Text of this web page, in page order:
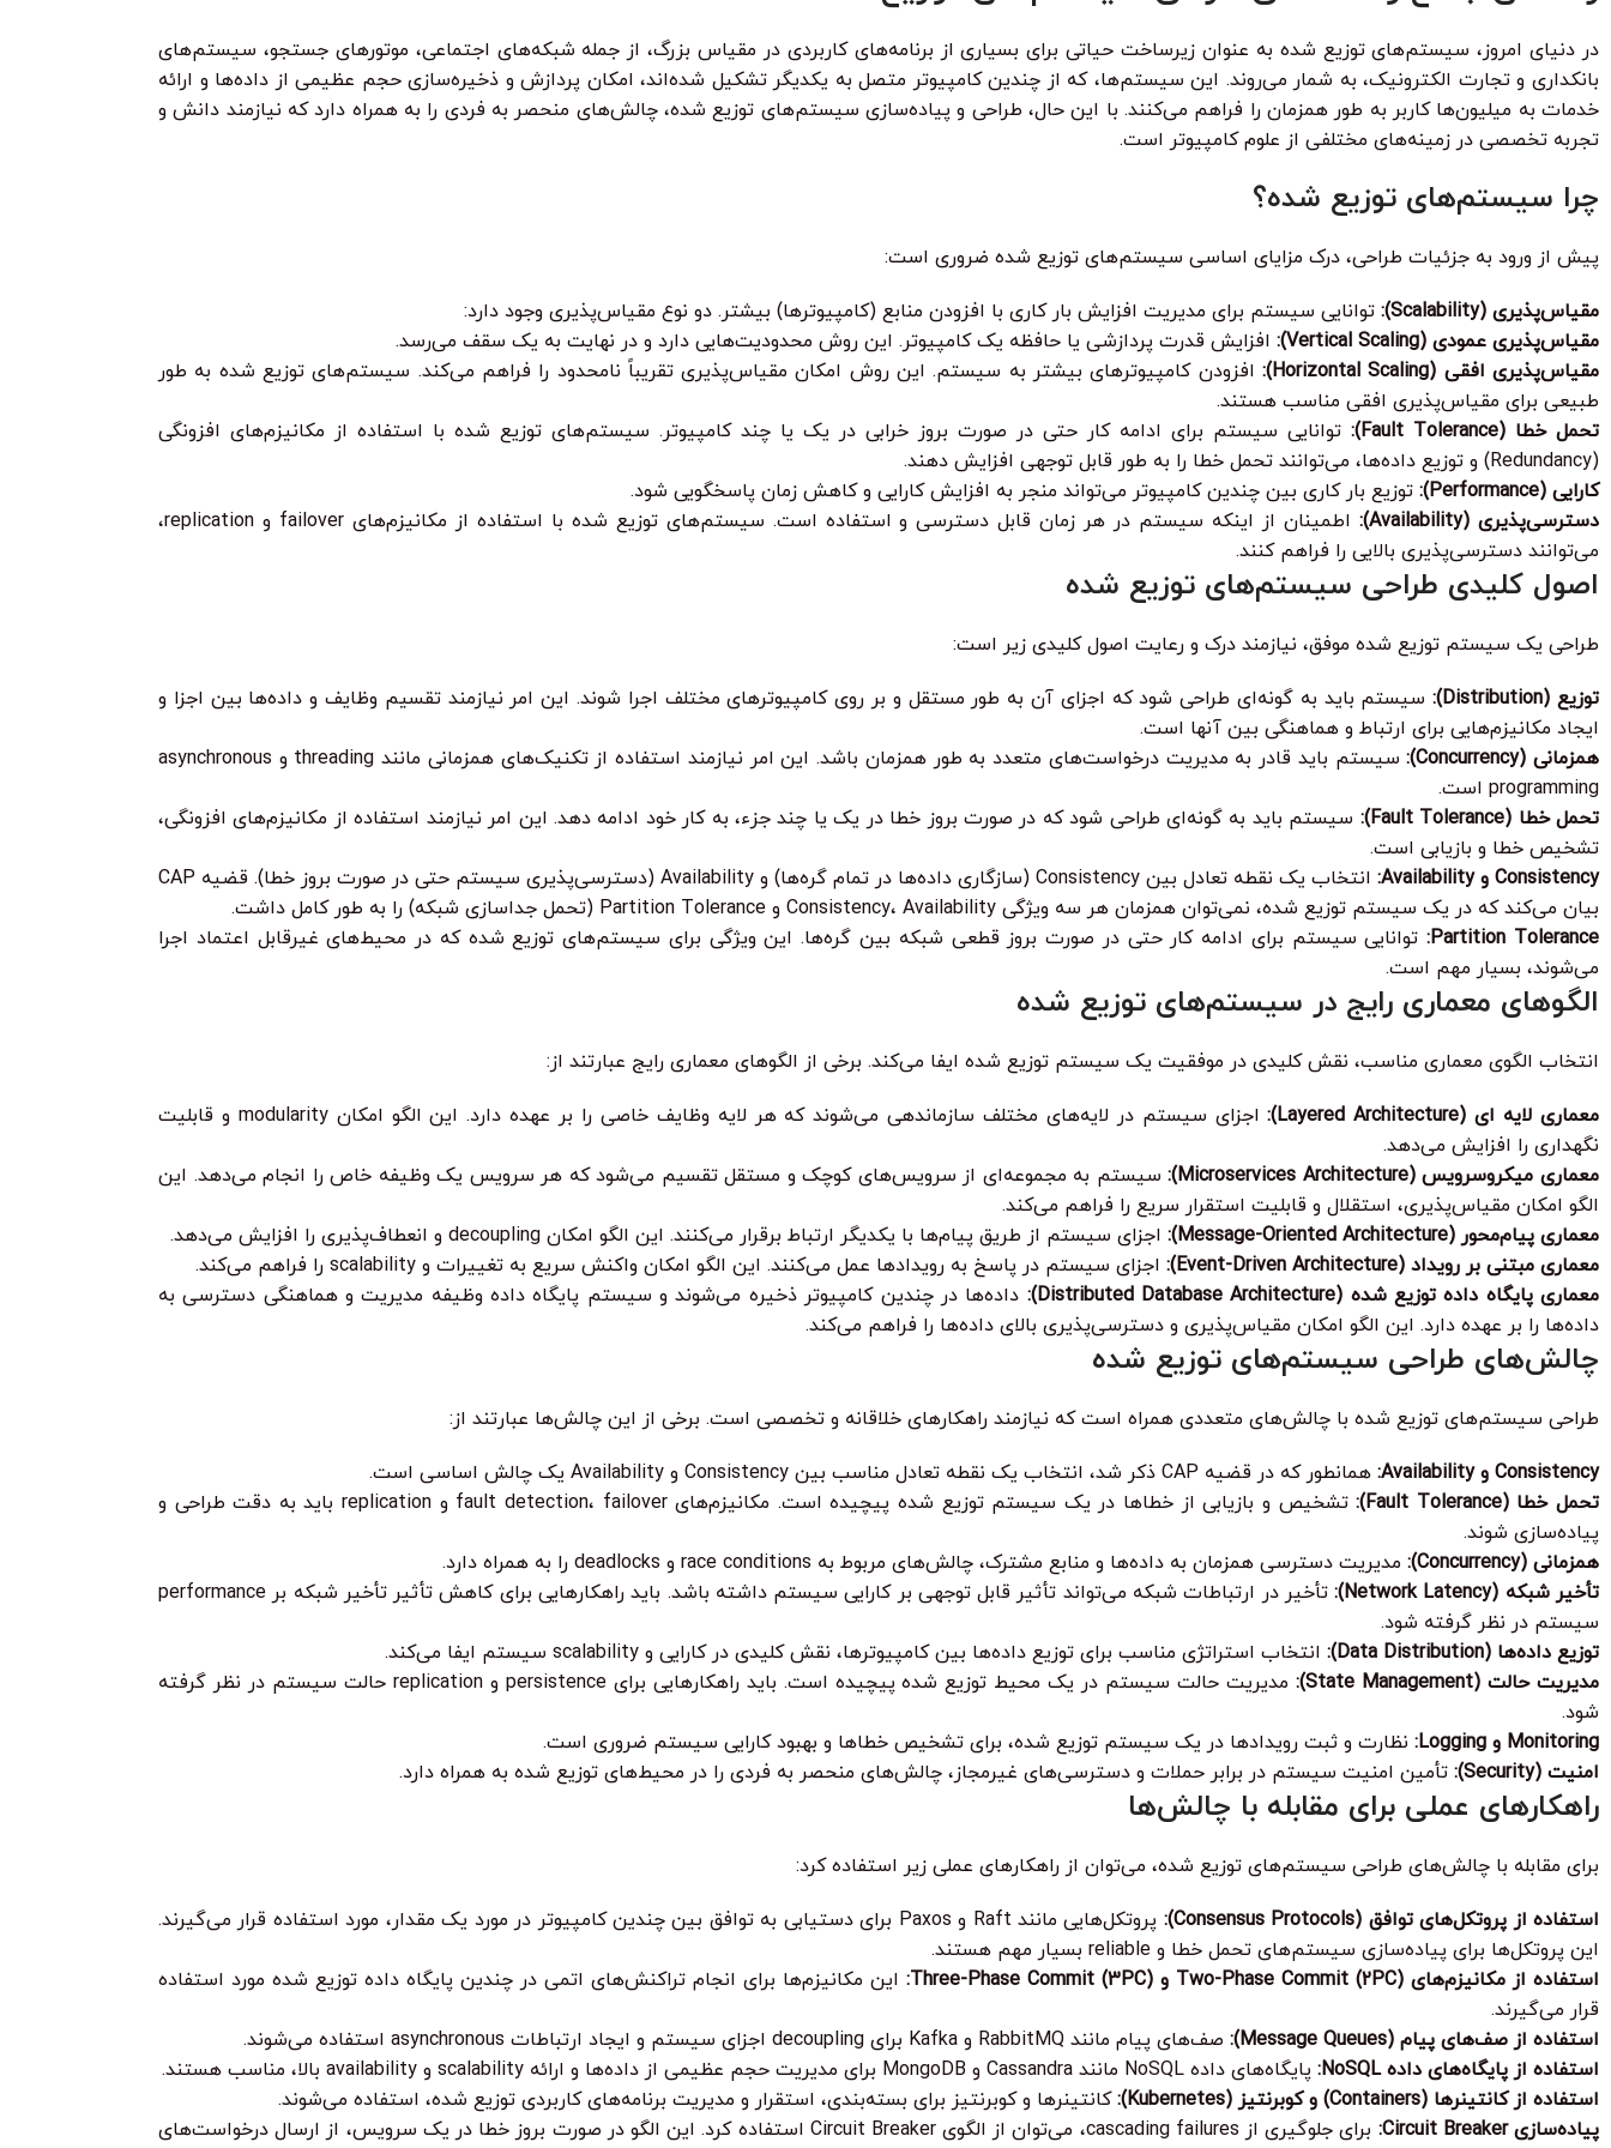
در دنیای امروز، سیستم‌های توزیع شده به عنوان زیرساخت حیاتی برای بسیاری از برنامه‌های کاربردی در مقیاس بزرگ، از جمله شبکه‌های اجتماعی، موتورهای جستجو، سیستم‌های
بانکداری و تجارت الکترونیک، به شمار می‌روند. این سیستم‌ها، که از چندین کامپیوتر متصل به یکدیگر تشکیل شده‌اند، امکان پردازش و ذخیره‌سازی حجم عظیمی از داده‌ها و ارائه
خدمات به میلیون‌ها کاربر به طور همزمان را فراهم می‌کنند. با این حال، طراحی و پیاده‌سازی سیستم‌های توزیع شده، چالش‌های منحصر به فردی را به همراه دارد که نیازمند دانش و
تجربه تخصصی در زمینه‌های مختلفی از علوم کامپیوتر است.
چرا سیستم‌های توزیع شده؟
پیش از ورود به جزئیات طراحی، درک مزایای اساسی سیستم‌های توزیع شده ضروری است:
مقیاس‌پذیری (Scalability):
توانایی سیستم برای مدیریت افزایش بار کاری با افزودن منابع (کامپیوترها) بیشتر. دو نوع مقیاس‌پذیری وجود دارد:
مقیاس‌پذیری عمودی (Vertical Scaling):
افزایش قدرت پردازشی یا حافظه یک کامپیوتر. این روش محدودیت‌هایی دارد و در نهایت به یک سقف می‌رسد.
مقیاس‌پذیری افقی (Horizontal Scaling):
افزودن کامپیوترهای بیشتر به سیستم. این روش امکان مقیاس‌پذیری تقریباً نامحدود را فراهم می‌کند. سیستم‌های توزیع شده به طور
طبیعی برای مقیاس‌پذیری افقی مناسب هستند.
تحمل خطا (Fault Tolerance):
توانایی سیستم برای ادامه کار حتی در صورت بروز خرابی در یک یا چند کامپیوتر. سیستم‌های توزیع شده با استفاده از مکانیزم‌های افزونگی
(Redundancy) و توزیع داده‌ها، می‌توانند تحمل خطا را به طور قابل توجهی افزایش دهند.
کارایی (Performance):
توزیع بار کاری بین چندین کامپیوتر می‌تواند منجر به افزایش کارایی و کاهش زمان پاسخگویی شود.
دسترسی‌پذیری (Availability):
اطمینان از اینکه سیستم در هر زمان قابل دسترسی و استفاده است. سیستم‌های توزیع شده با استفاده از مکانیزم‌های failover و replication،
می‌توانند دسترسی‌پذیری بالایی را فراهم کنند.
اصول کلیدی طراحی سیستم‌های توزیع شده
طراحی یک سیستم توزیع شده موفق، نیازمند درک و رعایت اصول کلیدی زیر است:
توزیع (Distribution):
سیستم باید به گونه‌ای طراحی شود که اجزای آن به طور مستقل و بر روی کامپیوترهای مختلف اجرا شوند. این امر نیازمند تقسیم وظایف و داده‌ها بین اجزا و
ایجاد مکانیزم‌هایی برای ارتباط و هماهنگی بین آنها است.
همزمانی (Concurrency):
سیستم باید قادر به مدیریت درخواست‌های متعدد به طور همزمان باشد. این امر نیازمند استفاده از تکنیک‌های همزمانی مانند threading و asynchronous
programming است.
تحمل خطا (Fault Tolerance):
سیستم باید به گونه‌ای طراحی شود که در صورت بروز خطا در یک یا چند جزء، به کار خود ادامه دهد. این امر نیازمند استفاده از مکانیزم‌های افزونگی،
تشخیص خطا و بازیابی است.
Consistency و Availability:
انتخاب یک نقطه تعادل بین Consistency (سازگاری داده‌ها در تمام گره‌ها) و Availability (دسترسی‌پذیری سیستم حتی در صورت بروز خطا). قضیه CAP
بیان می‌کند که در یک سیستم توزیع شده، نمی‌توان همزمان هر سه ویژگی Consistency، Availability و Partition Tolerance (تحمل جداسازی شبکه) را به طور کامل داشت.
Partition Tolerance:توانایی سیستم برای ادامه کار حتی در صورت بروز قطعی شبکه بین گره‌ها. این ویژگی برای سیستم‌های توزیع شده که در محیط‌های غیرقابل اعتماد اجرا
می‌شوند، بسیار مهم است.
الگوهای معماری رایج در سیستم‌های توزیع شده
انتخاب الگوی معماری مناسب، نقش کلیدی در موفقیت یک سیستم توزیع شده ایفا می‌کند. برخی از الگوهای معماری رایج عبارتند از:
معماری لایه ای (Layered Architecture):
اجزای سیستم در لایه‌های مختلف سازماندهی می‌شوند که هر لایه وظایف خاصی را بر عهده دارد. این الگو امکان modularity و قابلیت
نگهداری را افزایش می‌دهد.
معماری میکروسرویس (Microservices Architecture):
سیستم به مجموعه‌ای از سرویس‌های کوچک و مستقل تقسیم می‌شود که هر سرویس یک وظیفه خاص را انجام می‌دهد. این
الگو امکان مقیاس‌پذیری، استقلال و قابلیت استقرار سریع را فراهم می‌کند.
معماری پیام‌محور (Message-Oriented Architecture):
اجزای سیستم از طریق پیام‌ها با یکدیگر ارتباط برقرار می‌کنند. این الگو امکان decoupling و انعطاف‌پذیری را افزایش می‌دهد.
معماری مبتنی بر رویداد (Event-Driven Architecture):
اجزای سیستم در پاسخ به رویدادها عمل می‌کنند. این الگو امکان واکنش سریع به تغییرات و scalability را فراهم می‌کند.
معماری پایگاه داده توزیع شده (Distributed Database Architecture):
داده‌ها در چندین کامپیوتر ذخیره می‌شوند و سیستم پایگاه داده وظیفه مدیریت و هماهنگی دسترسی به
داده‌ها را بر عهده دارد. این الگو امکان مقیاس‌پذیری و دسترسی‌پذیری بالای داده‌ها را فراهم می‌کند.
چالش‌های طراحی سیستم‌های توزیع شده
طراحی سیستم‌های توزیع شده با چالش‌های متعددی همراه است که نیازمند راهکارهای خلاقانه و تخصصی است. برخی از این چالش‌ها عبارتند از:
Consistency و Availability:
همانطور که در قضیه CAP ذکر شد، انتخاب یک نقطه تعادل مناسب بین Consistency و Availability یک چالش اساسی است.
تحمل خطا (Fault Tolerance):
تشخیص و بازیابی از خطاها در یک سیستم توزیع شده پیچیده است. مکانیزم‌های fault detection، failover و replication باید به دقت طراحی و
پیاده‌سازی شوند.
همزمانی (Concurrency):
مدیریت دسترسی همزمان به داده‌ها و منابع مشترک، چالش‌های مربوط به race conditions و deadlocks را به همراه دارد.
تأخیر شبکه (Network Latency):
تأخیر در ارتباطات شبکه می‌تواند تأثیر قابل توجهی بر کارایی سیستم داشته باشد. باید راهکارهایی برای کاهش تأثیر تأخیر شبکه بر performance
سیستم در نظر گرفته شود.
توزیع داده‌ها (Data Distribution):
انتخاب استراتژی مناسب برای توزیع داده‌ها بین کامپیوترها، نقش کلیدی در کارایی و scalability سیستم ایفا می‌کند.
مدیریت حالت (State Management):
مدیریت حالت سیستم در یک محیط توزیع شده پیچیده است. باید راهکارهایی برای persistence و replication حالت سیستم در نظر گرفته
شود.
Monitoring و Logging:
نظارت و ثبت رویدادها در یک سیستم توزیع شده، برای تشخیص خطاها و بهبود کارایی سیستم ضروری است.
امنیت (Security):
تأمین امنیت سیستم در برابر حملات و دسترسی‌های غیرمجاز، چالش‌های منحصر به فردی را در محیط‌های توزیع شده به همراه دارد.
راهکارهای عملی برای مقابله با چالش‌ها
برای مقابله با چالش‌های طراحی سیستم‌های توزیع شده، می‌توان از راهکارهای عملی زیر استفاده کرد:
استفاده از پروتکل‌های توافق (Consensus Protocols):
پروتکل‌هایی مانند Raft و Paxos برای دستیابی به توافق بین چندین کامپیوتر در مورد یک مقدار، مورد استفاده قرار می‌گیرند.
این پروتکل‌ها برای پیاده‌سازی سیستم‌های تحمل خطا و reliable بسیار مهم هستند.
استفاده از مکانیزم‌های Two-Phase Commit (2PC) و Three-Phase Commit (3PC):
این مکانیزم‌ها برای انجام تراکنش‌های اتمی در چندین پایگاه داده توزیع شده مورد استفاده
قرار می‌گیرند.
استفاده از صف‌های پیام (Message Queues):
صف‌های پیام مانند RabbitMQ و Kafka برای decoupling اجزای سیستم و ایجاد ارتباطات asynchronous استفاده می‌شوند.
استفاده از پایگاه‌های داده NoSQL:
پایگاه‌های داده NoSQL مانند Cassandra و MongoDB برای مدیریت حجم عظیمی از داده‌ها و ارائه scalability و availability بالا، مناسب هستند.
استفاده از کانتینرها (Containers) و کوبرنتیز (Kubernetes):
کانتینرها و کوبرنتیز برای بسته‌بندی، استقرار و مدیریت برنامه‌های کاربردی توزیع شده، استفاده می‌شوند.
پیاده‌سازی Circuit Breaker:
برای جلوگیری از cascading failures، می‌توان از الگوی Circuit Breaker استفاده کرد. این الگو در صورت بروز خطا در یک سرویس، از ارسال درخواست‌های